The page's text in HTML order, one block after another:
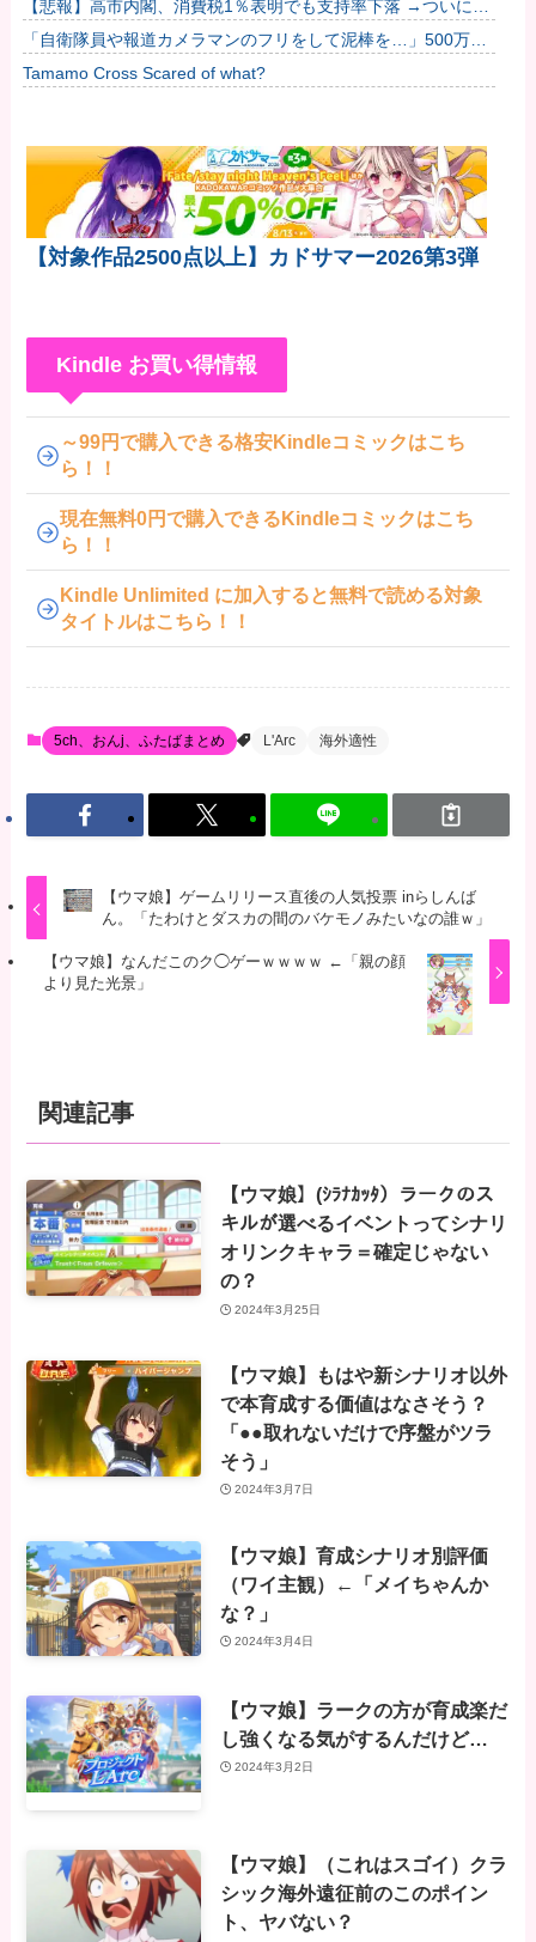
【悲報】高市内閣、消費税1％表明でも支持率下落 →ついに６
割割れ
「自衛隊員や報道カメラマンのフリをして泥棒を…」500万円
分の預金通帳を盗まれた高齢女性が明かす被害！
Tamamo Cross Scared of what?
【対象作品2500点以上】カドサマー2026第3弾
Kindle お買い得情報
～99円で購入できる格安Kindleコミックはこち
ら！！
現在無料0円で購入できるKindleコミックはこち
ら！！
Kindle Unlimited に加入すると無料で読める対象
タイトルはこちら！！
5ch、おんj、ふたばまとめ L'Arc 海外適性
【ウマ娘】ゲームリリース直後の人気投票 inらしんば
ん。「たわけとダスカの間のバケモノみたいなの誰ｗ」
【ウマ娘】なんだこのク◯ゲーｗｗｗｗ ←「親の顔
より見た光景」
関連記事
【ウマ娘】(ｼﾗﾅｶｯﾀ）ラークのス
キルが選べるイベントってシナリ
オリンクキャラ＝確定じゃない
の？
2024年3月25日
【ウマ娘】もはや新シナリオ以外
で本育成する価値はなさそう？
「●●取れないだけで序盤がツラ
そう」
2024年3月7日
【ウマ娘】育成シナリオ別評価
（ワイ主観）←「メイちゃんか
な？」
2024年3月4日
【ウマ娘】ラークの方が育成楽だ
し強くなる気がするんだけど…
2024年3月2日
【ウマ娘】（これはスゴイ）クラ
シック海外遠征前のこのポイン
ト、ヤバない？